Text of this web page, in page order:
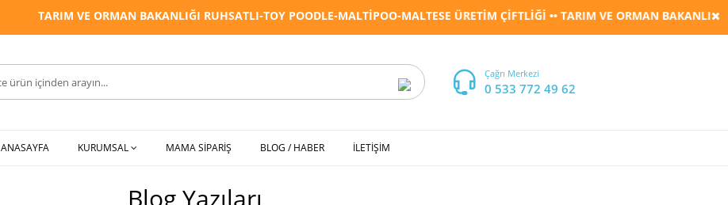
TARIM VE ORMAN BAKANLIĞI RUHSATLI-TOY POODLE-MALTİPOO-MALTESE ÜRETİM ÇİFTLİĞİ •• TARIM VE ORMAN BAKANLIĞI
Çağrı Merkezi
0 533 772 49 62
ANASAYFA KURUMSAL MAMA SİPARİŞ BLOG / HABER İLETİŞİM
Blog Yazıları